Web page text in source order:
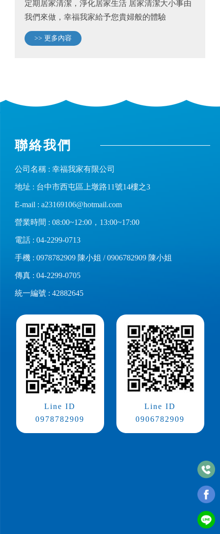
定期居家清潔，淨化居家生活 居家清潔大小事由
我們來做，幸福我家給予您貴婦般的體驗
>> 更多內容
聯絡我們
公司名稱 : 幸福我家有限公司
地址 : 台中市西屯區上墩路11號14樓之3
E-mail : a23169106@hotmail.com
營業時間 : 08:00~12:00，13:00~17:00
電話 : 04-2299-0713
手機 : 0978782909 陳小姐 /0906782909 陳小姐
傳真 : 04-2299-0705
統一編號 : 42882645
Line ID
0978782909
Line ID
0906782909